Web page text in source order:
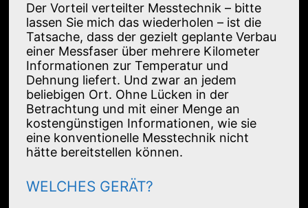
Der Vorteil verteilter Messtechnik – bitte
lassen Sie mich das wiederholen – ist die
Tatsache, dass der gezielt geplante Verbau
einer Messfaser über mehrere Kilometer
Informationen zur Temperatur und
Dehnung liefert. Und zwar an jedem
beliebigen Ort. Ohne Lücken in der
Betrachtung und mit einer Menge an
kostengünstigen Informationen, wie sie
eine konventionelle Messtechnik nicht
hätte bereitstellen können.
WELCHES GERÄT?